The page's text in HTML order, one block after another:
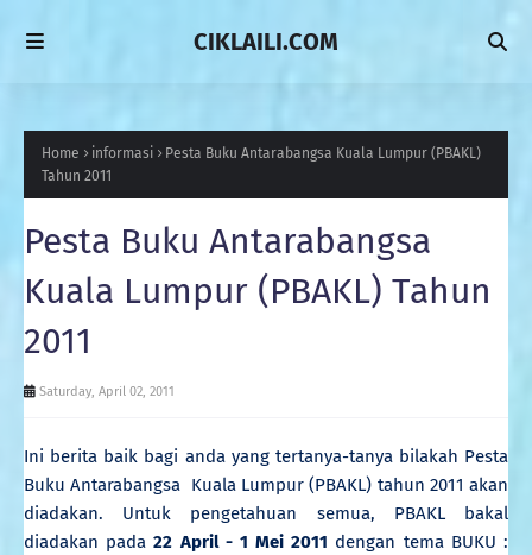
CIKLAILI.COM
Home informasi
Pesta Buku Antarabangsa Kuala Lumpur (PBAKL)
Tahun 2011
Pesta Buku Antarabangsa
Kuala Lumpur (PBAKL) Tahun
2011
Saturday, April 02, 2011
Ini berita baik bagi anda yang tertanya-tanya bilakah Pesta
Buku Antarabangsa Kuala Lumpur (PBAKL) tahun 2011 akan
diadakan. Untuk pengetahuan semua, PBAKL bakal
diadakan pada22 April - 1 Mei 2011 dengan tema BUKU :